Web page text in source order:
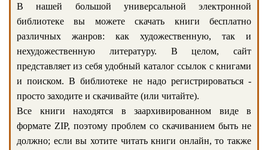
В нашей большой универсальной электронной
библиотеке вы можете скачать книги бесплатно
различных жанров: как художественную, так и
нехудожественную литературу. В целом, сайт
представляет из себя удобный каталог ссылок с книгами
и поиском. В библиотеке не надо регистрироваться -
просто заходите и скачивайте (или читайте).
Все книги находятся в заархивированном виде в
формате ZIP, поэтому проблем со скачиванием быть не
должно; если вы хотите читать книги онлайн, то также